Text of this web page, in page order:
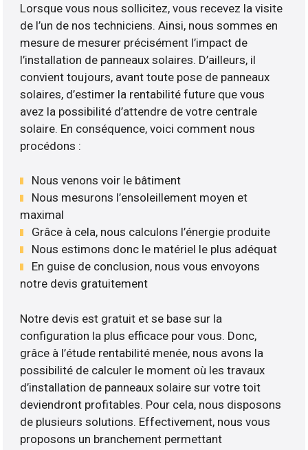
Lorsque vous nous sollicitez, vous recevez la visite
de l’un de nos techniciens. Ainsi, nous sommes en
mesure de mesurer précisément l’impact de
l’installation de panneaux solaires. D’ailleurs, il
convient toujours, avant toute pose de panneaux
solaires, d’estimer la rentabilité future que vous
avez la possibilité d’attendre de votre centrale
solaire. En conséquence, voici comment nous
procédons :
Nous venons voir le bâtiment
Nous mesurons l’ensoleillement moyen et
maximal
Grâce à cela, nous calculons l’énergie produite
Nous estimons donc le matériel le plus adéquat
En guise de conclusion, nous vous envoyons
notre devis gratuitement
Notre devis est gratuit et se base sur la
configuration la plus efficace pour vous. Donc,
grâce à l’étude rentabilité menée, nous avons la
possibilité de calculer le moment où les travaux
d’installation de panneaux solaire sur votre toit
deviendront profitables. Pour cela, nous disposons
de plusieurs solutions. Effectivement, nous vous
proposons un branchement permettant